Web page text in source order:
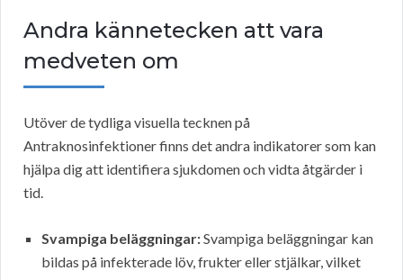
Andra kännetecken att vara
medveten om
Utöver de tydliga visuella tecknen på
Antraknosinfektioner finns det andra indikatorer som kan
hjälpa dig att identifiera sjukdomen och vidta åtgärder i
tid.
Svampiga beläggningar:Svampiga beläggningar kan
bildas på infekterade löv, frukter eller stjälkar, vilket